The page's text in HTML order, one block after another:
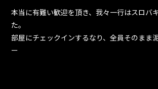
本当に有難い歓迎を頂き、我々一行はスロバ
た。
部屋にチェックインするなり、全員そのまま
ー